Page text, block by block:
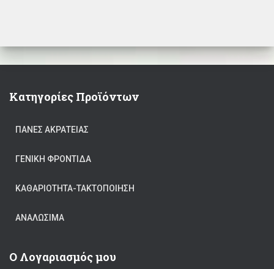
Κατηγορίες Προϊόντων
ΠΆΝΕΣ ΑΚΡΆΤΕΙΑΣ
ΓΕΝΙΚΉ ΦΡΟΝΤΊΔΑ
ΚΑΘΑΡΙΟΤΗΤΑ-ΤΑΚΤΟΠΟΙΗΣΗ
ΑΝΑΛΏΣΙΜΑ
Ο Λογαριασμός μου